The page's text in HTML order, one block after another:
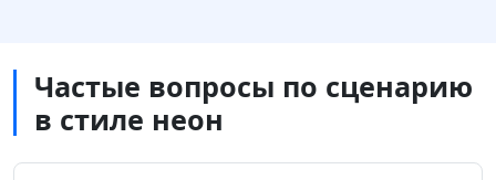
Частые вопросы по сценарию
в стиле неон